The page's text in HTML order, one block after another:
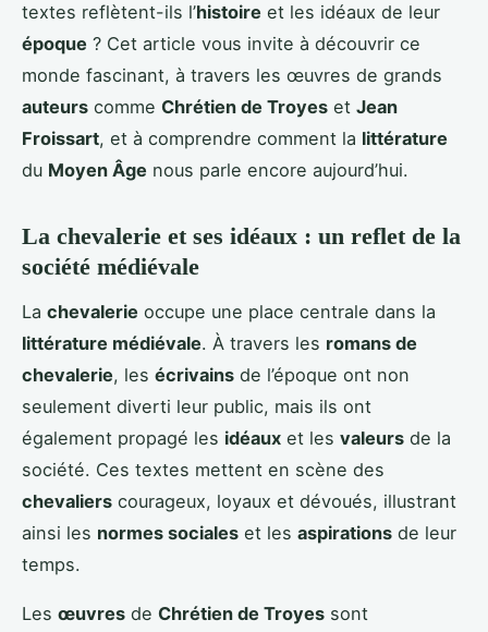
textes reflètent-ils l’histoire et les idéaux de leur
époque ? Cet article vous invite à découvrir ce
monde fascinant, à travers les œuvres de grands
auteurs comme Chrétien de Troyes et Jean
Froissart, et à comprendre comment la littérature
du Moyen Âge nous parle encore aujourd’hui.
La chevalerie et ses idéaux : un reflet de la
société médiévale
La chevalerie occupe une place centrale dans la
littérature médiévale. À travers les romans de
chevalerie, les écrivains de l’époque ont non
seulement diverti leur public, mais ils ont
également propagé les idéaux et les valeurs de la
société. Ces textes mettent en scène des
chevaliers courageux, loyaux et dévoués, illustrant
ainsi les normes sociales et les aspirations de leur
temps.
Les œuvres de Chrétien de Troyes sont